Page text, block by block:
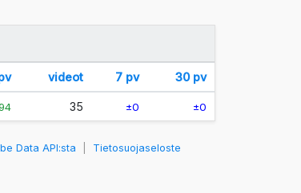
videot 7 pv 30 pv
35 ±0 ±0
Data API:sta Tietosuojaseloste